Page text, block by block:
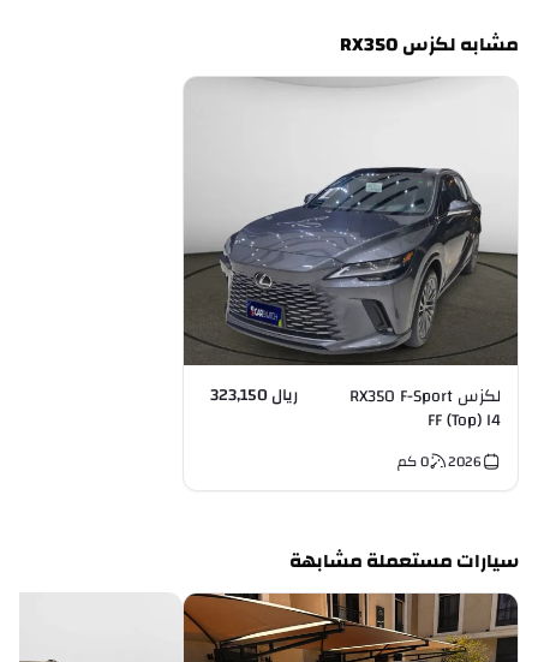
مشابه لكزس RX350
لكزس RX350 F-Sport
FF (Top) I4
ريال 323,150
2026
0 كم
سيارات مستعملة مشابهة